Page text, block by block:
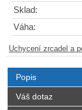
Sklad:
Váha:
Uchycení zrcadel a
Popis
Váš dotaz